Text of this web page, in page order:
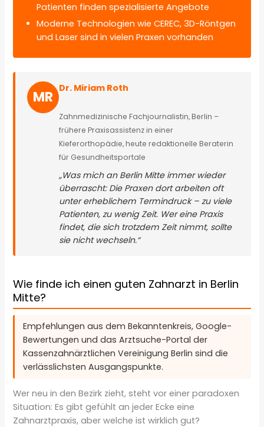
Patienten finden spezialisierte Angebote
Moderne Technologien wie CEREC, 3D-Röntgen
und Laser sind in vielen Praxen vorhanden
MR
Dr. Miriam Roth
Zahnmedizinische Fachjournalistin, Berlin –
frühere Praxisassistenz in einer
Kieferorthopädie, heute redaktionelle Beraterin
für Gesundheitsportale
„Was mich an Berlin Mitte immer wieder
überrascht: Die Praxen dort arbeiten oft
unter erheblichem Termindruck – zu viele
Patienten, zu wenig Zeit. Wer eine Praxis
findet, die sich trotzdem Zeit nimmt, sollte
sie nicht wechseln.“
Wie finde ich einen guten Zahnarzt in Berlin
Mitte?
Empfehlungen aus dem Bekanntenkreis, Google-
Bewertungen und das Arztsuche-Portal der
Kassenzahnärztlichen Vereinigung Berlin sind die
verlässlichsten Ausgangspunkte.
Wer neu in den Bezirk zieht, steht vor einer paradoxen
Situation: Es gibt gefühlt an jeder Ecke eine
Zahnarztpraxis, aber welche ist wirklich gut?